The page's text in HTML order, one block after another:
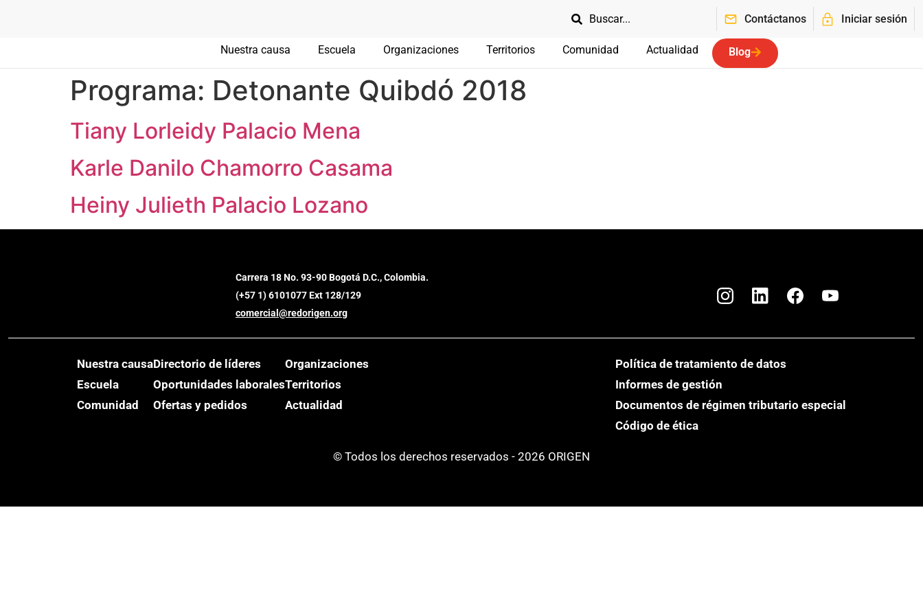
Contáctanos Iniciar sesión
Nuestra causa Escuela Organizaciones Territorios Comunidad Actualidad Blog
Programa: Detonante Quibdó 2018
Tiany Lorleidy Palacio Mena
Karle Danilo Chamorro Casama
Heiny Julieth Palacio Lozano
Carrera 18 No. 93-90 Bogotá D.C., Colombia.
(+57 1) 6101077 Ext 128/129
comercial@redorigen.org
Nuestra causa
Escuela
Comunidad
Directorio de líderes
Oportunidades laborales
Ofertas y pedidos
Organizaciones
Territorios
Actualidad
Política de tratamiento de datos
Informes de gestión
Documentos de régimen tributario especial
Código de ética
© Todos los derechos reservados - 2026 ORIGEN